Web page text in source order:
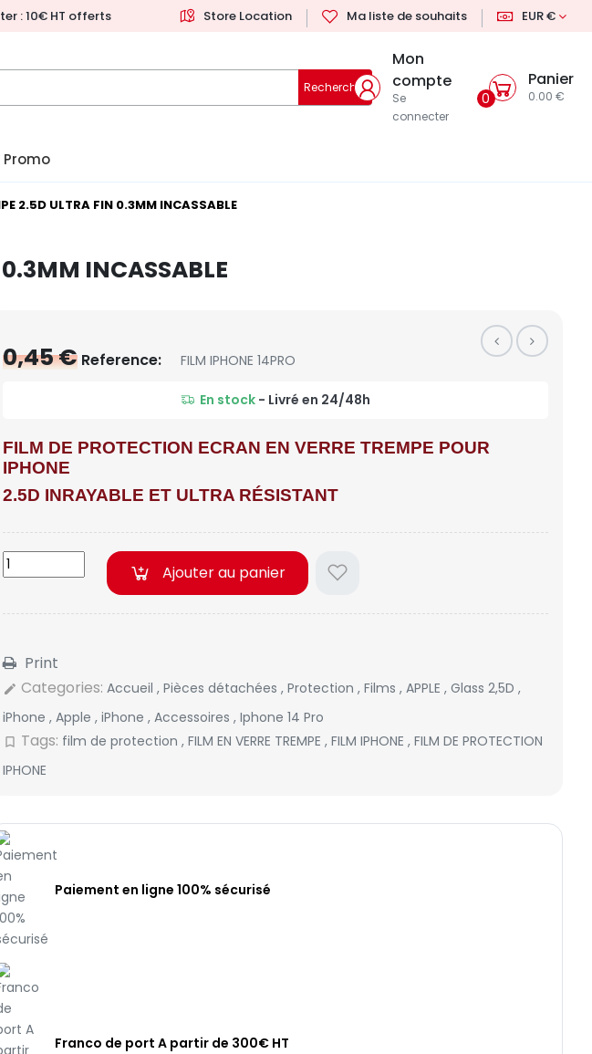
: 10€ HT offerts Store Location Ma liste de souhaits EUR €
Rechercher
Mon
compte
Se
connecter
0
Panier
0.00 €
Promo
2.5D ULTRA FIN 0.3MM INCASSABLE
0.3MM INCASSABLE
0,45 € Reference: FILM IPHONE 14PRO
En stock - Livré en 24/48h
FILM DE PROTECTION ECRAN EN VERRE TREMPE POUR
IPHONE
2.5D INRAYABLE ET ULTRA RÉSISTANT
Ajouter au panier
Print
edit Categories: Accueil , Pièces détachées , Protection , Films , APPLE , Glass 2,5D ,
iPhone , Apple , iPhone , Accessoires , Iphone 14 Pro
bookmark_border Tags: film de protection , FILM EN VERRE TREMPE , FILM IPHONE , FILM DE PROTECTION
IPHONE
Paiement en ligne 100% sécurisé
Franco de port A partir de 300€ HT